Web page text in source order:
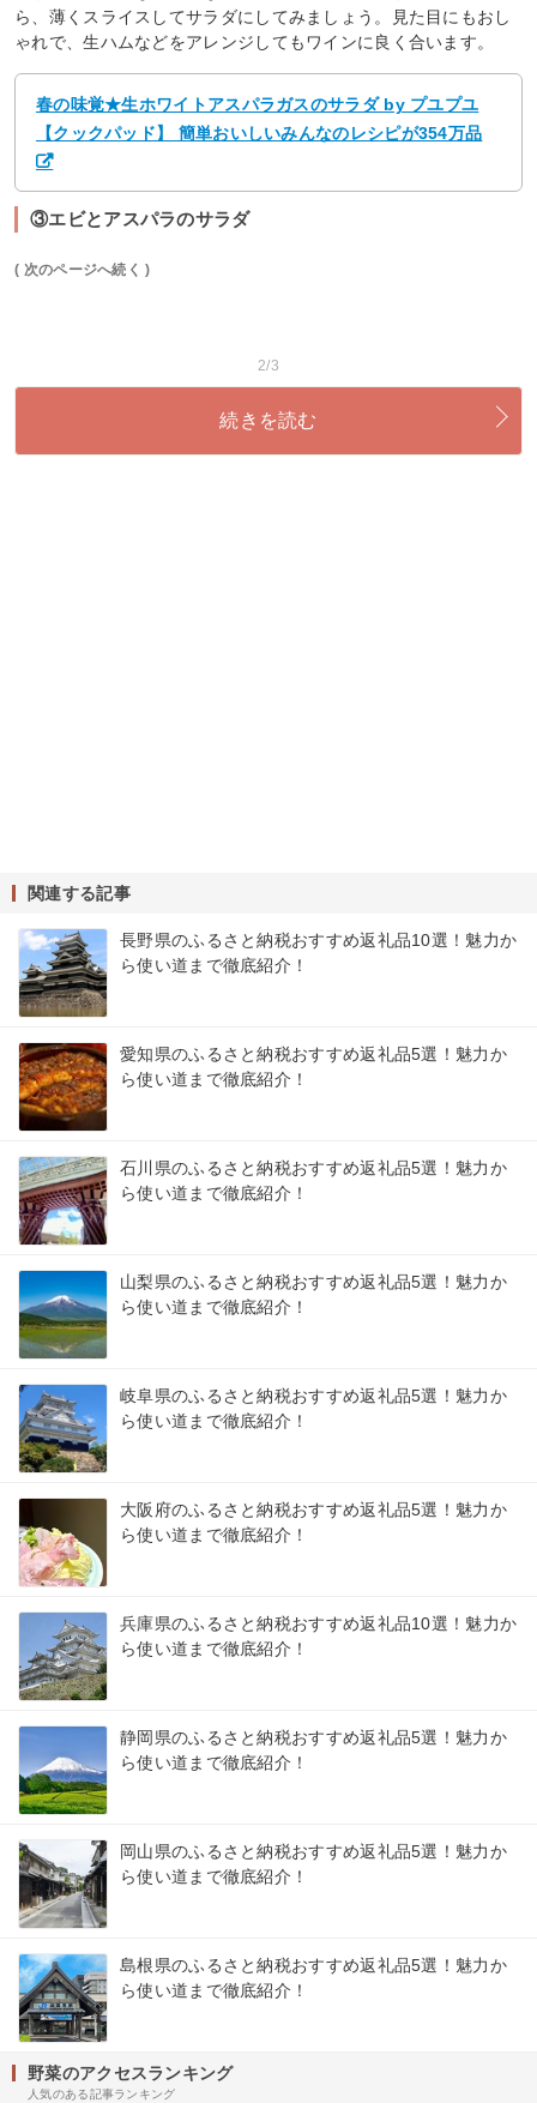
ら、薄くスライスしてサラダにしてみましょう。見た目にもおし
ゃれで、生ハムなどをアレンジしてもワインに良く合います。
春の味覚★生ホワイトアスパラガスのサラダ by プユプユ
【クックパッド】 簡単おいしいみんなのレシピが354万品
③エビとアスパラのサラダ
( 次のページへ続く )
2/3
続きを読む
関連する記事
長野県のふるさと納税おすすめ返礼品10選！魅力か
ら使い道まで徹底紹介！
愛知県のふるさと納税おすすめ返礼品5選！魅力か
ら使い道まで徹底紹介！
石川県のふるさと納税おすすめ返礼品5選！魅力か
ら使い道まで徹底紹介！
山梨県のふるさと納税おすすめ返礼品5選！魅力か
ら使い道まで徹底紹介！
岐阜県のふるさと納税おすすめ返礼品5選！魅力か
ら使い道まで徹底紹介！
大阪府のふるさと納税おすすめ返礼品5選！魅力か
ら使い道まで徹底紹介！
兵庫県のふるさと納税おすすめ返礼品10選！魅力か
ら使い道まで徹底紹介！
静岡県のふるさと納税おすすめ返礼品5選！魅力か
ら使い道まで徹底紹介！
岡山県のふるさと納税おすすめ返礼品5選！魅力か
ら使い道まで徹底紹介！
島根県のふるさと納税おすすめ返礼品5選！魅力か
ら使い道まで徹底紹介！
野菜のアクセスランキング
人気のある記事ランキング